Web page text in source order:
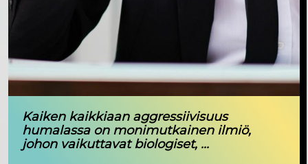
Kaiken kaikkiaan aggressiivisuus
humalassa on monimutkainen ilmiö,
johon vaikuttavat biologiset, ...